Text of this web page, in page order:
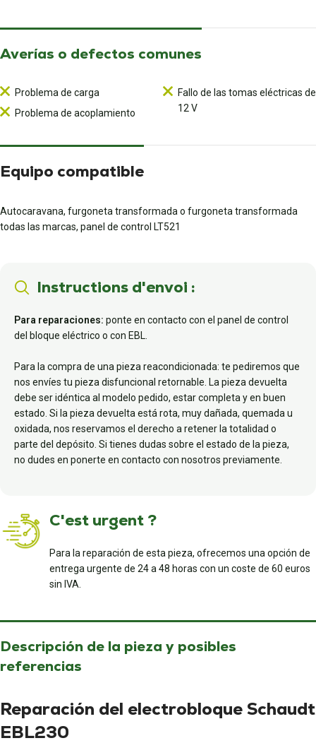
Averías o defectos comunes
Problema de carga
Problema de acoplamiento
Fallo de las tomas eléctricas de
12 V
Equipo compatible
Autocaravana, furgoneta transformada o furgoneta transformada
todas las marcas, panel de control LT521
Instructions d'envoi :
Para reparaciones: ponte en contacto con el panel de control
del bloque eléctrico o con EBL.
Para la compra de una pieza reacondicionada: te pediremos que
nos envíes tu pieza disfuncional retornable. La pieza devuelta
debe ser idéntica al modelo pedido, estar completa y en buen
estado. Si la pieza devuelta está rota, muy dañada, quemada u
oxidada, nos reservamos el derecho a retener la totalidad o
parte del depósito. Si tienes dudas sobre el estado de la pieza,
no dudes en ponerte en contacto con nosotros previamente.
C'est urgent ?
Para la reparación de esta pieza, ofrecemos una opción de
entrega urgente de 24 a 48 horas con un coste de 60 euros
sin IVA.
Descripción de la pieza y posibles
referencias
Reparación del electrobloque Schaudt
EBL230